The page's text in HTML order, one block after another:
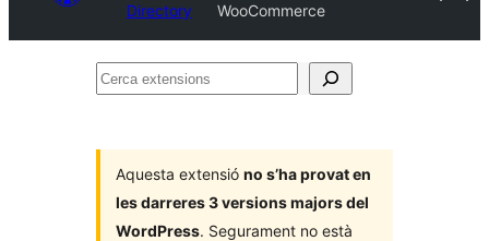
Directory
WooCommerce
Cerca
Aquesta extensió no s’ha provat en
les darreres 3 versions majors del
WordPress. Segurament no està